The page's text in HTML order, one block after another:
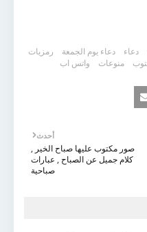
دعاء دعاء يوم الجمعة
رمزيات
منوعات واتس اب
أحدث
صور مكتوب عليها صباح الخير ,
كلام جميل عن الصباح , عبارات
صباحية